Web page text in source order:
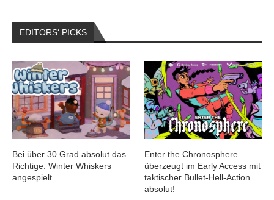
EDITORS‘ PICKS
Bei über 30 Grad absolut das
Richtige: Winter Whiskers
angespielt
Enter the Chronosphere
überzeugt im Early Access mit
taktischer Bullet-Hell-Action
absolut!